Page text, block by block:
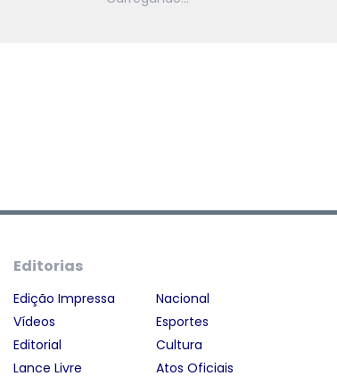
Editorias
Edição Impressa
Vídeos
Editorial
Lance Livre
Nacional
Esportes
Cultura
Atos Oficiais